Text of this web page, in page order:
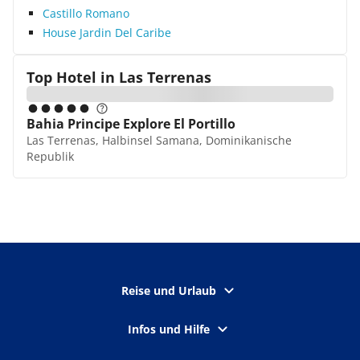
des Hotels. Hier warten zwei getrennte Schlafzimmer
und Platz für bis zu 6 Personen. 2 geräumige
Castillo Romano
House Jardin Del Caribe
Top Hotel in Las Terrenas
Bahia Principe Explore El Portillo
Las Terrenas, Halbinsel Samana, Dominikanische
Republik
Reise und Urlaub
Infos und Hilfe